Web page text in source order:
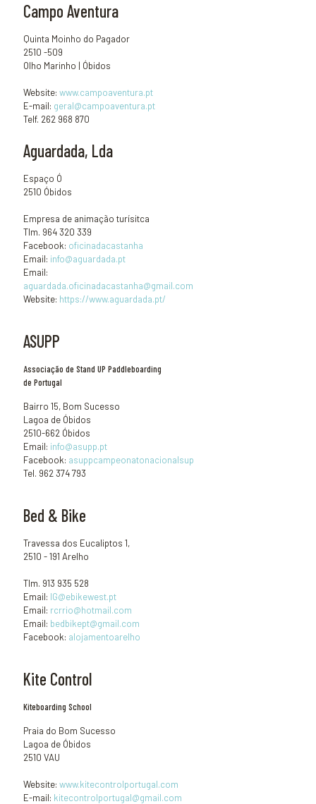
Campo Aventura
Quinta Moinho do Pagador
2510 -509
Olho Marinho | Óbidos
Website: www.campoaventura.pt
E-mail: geral@campoaventura.pt
Telf. 262 968 870
Aguardada, Lda
Espaço Ó
2510 Óbidos
Empresa de animação turísitca
Tlm. 964 320 339
Facebook: oficinadacastanha
Email: info@aguardada.pt
Email:
aguardada.oficinadacastanha@gmail.com
Website: https://www.aguardada.pt/
ASUPP
Associação de Stand UP Paddleboarding
de Portugal
Bairro 15, Bom Sucesso
Lagoa de Óbidos
2510-662 Óbidos
Email: info@asupp.pt
Facebook: asuppcampeonatonacionalsup
Tel. 962 374 793
Bed & Bike
Travessa dos Eucaliptos 1,
2510 - 191 Arelho
Tlm. 913 935 528
Email: IG@ebikewest.pt
Email: rcrrio@hotmail.com
Email: bedbikept@gmail.com
Facebook: alojamentoarelho
Kite Control
Kiteboarding School
Praia do Bom Sucesso
Lagoa de Óbidos
2510 VAU
Website: www.kitecontrolportugal.com
E-mail: kitecontrolportugal@gmail.com